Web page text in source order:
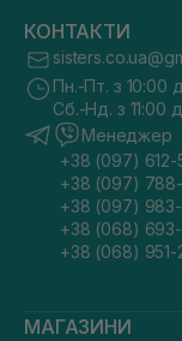
КОНТАКТИ
Пн.-Пт. з 10:00
Сб.-Нд. з 11:00
Менеджер
+38 (097) 612-
+38 (097)
+38 (097)
+38 (068)
+38 (068) 951-
МАГАЗИНИ